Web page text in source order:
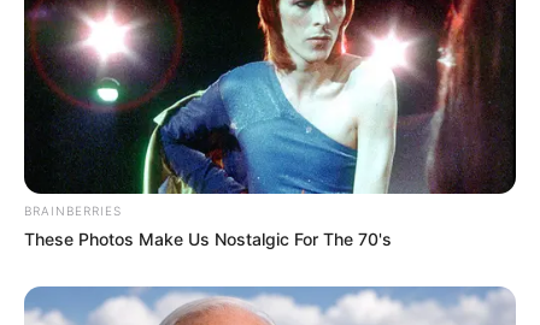
“Tout a commencé par
une lettre”
Jeudi 22 juin, Stéphane et Nejla ont partagé un
BRAINBERRIES
These Photos Make Us Nostalgic For The 70's